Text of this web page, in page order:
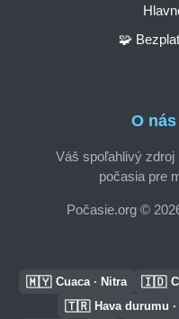
O
Váš spoľahlivý
počasia pre
Počasie.org ©
🧩
🇲🇾 Cuaca · Nitra 🇮🇩
🇹🇷 Hava durumu